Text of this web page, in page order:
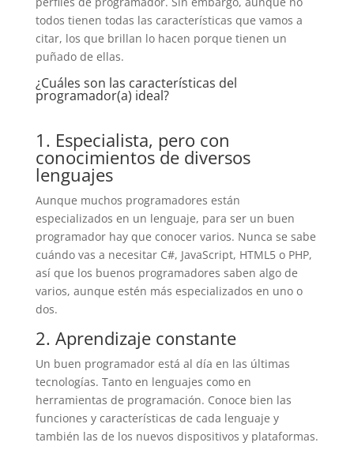
todos tienen todas las características que vamos a
citar, los que brillan lo hacen porque tienen un
puñado de ellas.
¿Cuáles son las características del
programador(a) ideal?
1. Especialista, pero con
conocimientos de diversos
lenguajes
Aunque muchos programadores están
especializados en un lenguaje, para ser un buen
programador hay que conocer varios. Nunca se sabe
cuándo vas a necesitar C#, JavaScript, HTML5 o PHP,
así que los buenos programadores saben algo de
varios, aunque estén más especializados en uno o
dos.
2. Aprendizaje constante
Un buen programador está al día en las últimas
tecnologías. Tanto en lenguajes como en
herramientas de programación. Conoce bien las
funciones y características de cada lenguaje y
también las de los nuevos dispositivos y plataformas.